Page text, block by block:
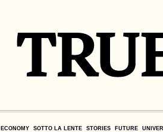
ECONOMY SOTTO LA LENTE STORIES FUTURE